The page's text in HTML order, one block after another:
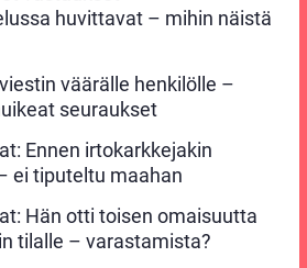
huvittavat – mihin näistä
väärälle henkilölle –
seuraukset
Ennen irtokarkkejakin
ei tiputeltu maahan
Hän otti toisen omaisuutta
tilalle – varastamista?